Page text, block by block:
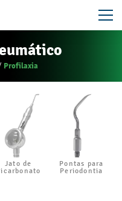
Profilaxia
Jato de
Pontas para
Periodontia